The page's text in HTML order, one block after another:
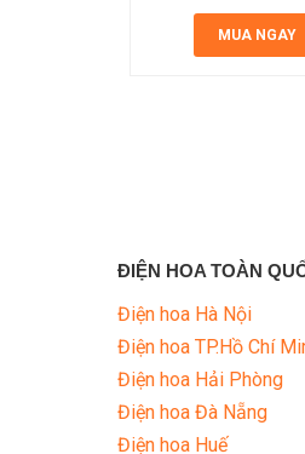
MUA NGAY
ĐIỆN HOA TOÀN
Điện hoa Hà Nội
Điện hoa TP.Hồ Chí
Điện hoa Hải Phòng
Điện hoa Đà Nẵng
Điện hoa Huế